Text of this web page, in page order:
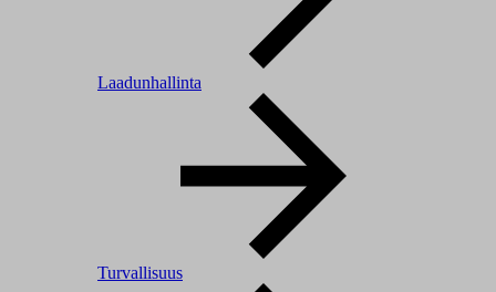
Laadunhallinta
Turvallisuus